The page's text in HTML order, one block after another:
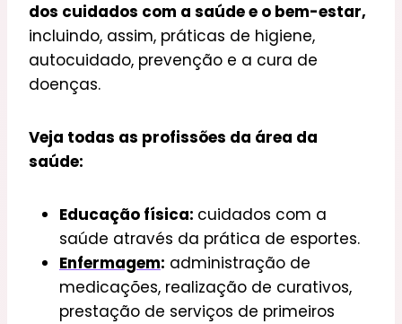
dos cuidados com a saúde e o bem-estar,
incluindo, assim, práticas de higiene,
autocuidado, prevenção e a cura de
doenças.
Veja todas as profissões da área da
saúde:
Educação física: cuidados com a
saúde através da prática de esportes.
Enfermagem: administração de
medicações, realização de curativos,
prestação de serviços de primeiros